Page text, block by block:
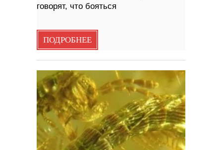
говорят, что бояться
ПОДРОБНЕЕ